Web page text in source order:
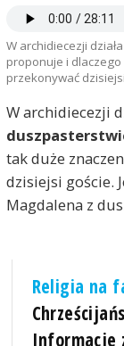
W archidiecezji
proponuje i
przekonywać
W archidiecezji
tak duże
dzisiejsi goście.
Magdalena z
Religia na
Informacje